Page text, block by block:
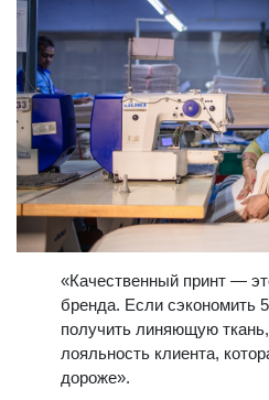
«Качественный принт —
бренда. Если сэкономить
получить линяющую
лояльность клиента,
дороже».